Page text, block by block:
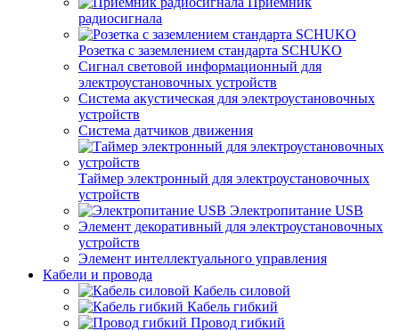
радиосигнала
Розетка с заземлением стандарта SCHUKO
Сигнал световой информационный для
электроустановочных устройств
Система акустическая для электроустановочных
устройств
Система датчиков движения
Таймер электронный для электроустановочных
устройств
Электропитание USB
Элемент декоративный для электроустановочных
устройств
Элемент интеллектуального управления
Кабели и провода
Кабель силовой
Кабель гибкий
Провод гибкий